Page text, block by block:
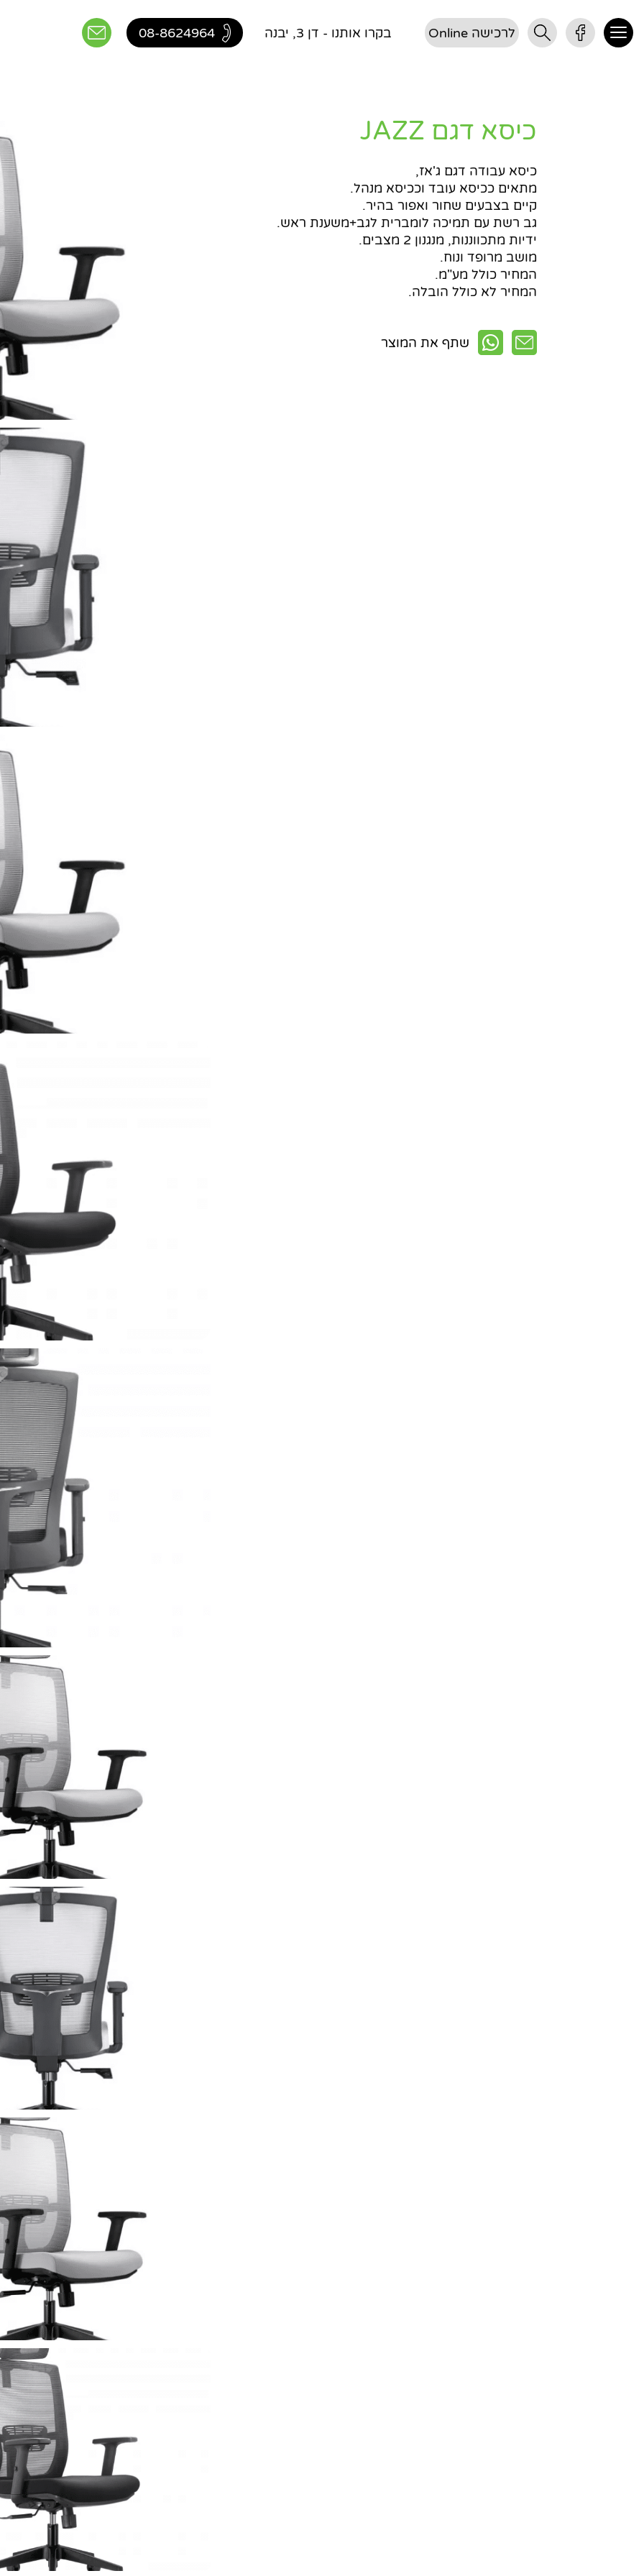
לרכישה Online בקרו אותנו - דן 3, יבנה 08-8624964
חפשו
כיסא דגם JAZZ
כיסא עבודה דגם ג'אז,
מתאים ככיסא עובד וככיסא מנהל.
קיים בצבעים שחור ואפור בהיר.
גב רשת עם תמיכה לומברית לגב+משענת ראש.
ידיות מתכווננות, מנגנון 2 מצבים.
מושב מרופד ונוח.
המחיר כולל מע"מ.
המחיר לא כולל הובלה.
שתף את המוצר